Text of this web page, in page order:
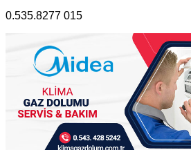
0.535.8277 015